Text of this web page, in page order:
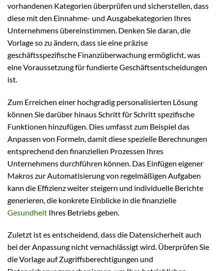
vorhandenen Kategorien überprüfen und sicherstellen, dass
diese mit den Einnahme- und Ausgabekategorien Ihres
Unternehmens übereinstimmen. Denken Sie daran, die
Vorlage so zu ändern, dass sie eine präzise
geschäftsspezifische Finanzüberwachung ermöglicht, was
eine Voraussetzung für fundierte Geschäftsentscheidungen
ist.
Zum Erreichen einer hochgradig personalisierten Lösung
können Sie darüber hinaus Schritt für Schritt spezifische
Funktionen hinzufügen. Dies umfasst zum Beispiel das
Anpassen von Formeln, damit diese spezielle Berechnungen
entsprechend den finanziellen Prozessen Ihres
Unternehmens durchführen können. Das Einfügen eigener
Makros zur Automatisierung von regelmäßigen Aufgaben
kann die Effizienz weiter steigern und individuelle Berichte
generieren, die konkrete Einblicke in die finanzielle
Gesundheit Ihres Betriebs geben.
Zuletzt ist es entscheidend, dass die Datensicherheit auch
bei der Anpassung nicht vernachlässigt wird. Überprüfen Sie
die Vorlage auf Zugriffsberechtigungen und